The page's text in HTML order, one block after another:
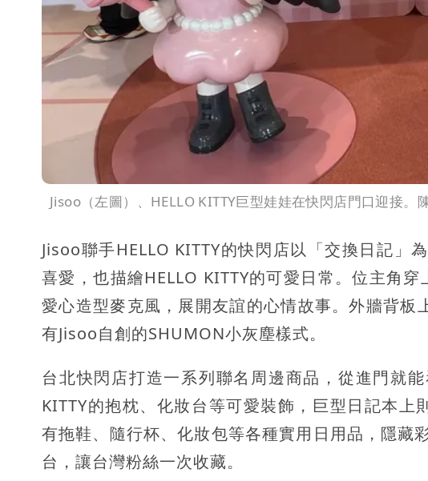
Jisoo（左圖）、HELLO KITTY巨型娃娃在快閃店門口迎接。
Jisoo聯手HELLO KITTY的快閃店以「交換日記」
喜愛，也描繪HELLO KITTY的可愛日常。位主角
愛心造型麥克風，展開友誼的心情故事。外牆背板
有Jisoo自創的SHUMON小灰塵樣式。
台北快閃店打造一系列聯名周邊商品，從進門就
KITTY的抱枕、化妝台等可愛裝飾，巨型日記本上
有拖鞋、隨行杯、化妝包等各種實用日用品，隱藏
台，讓台灣粉絲一次收藏。